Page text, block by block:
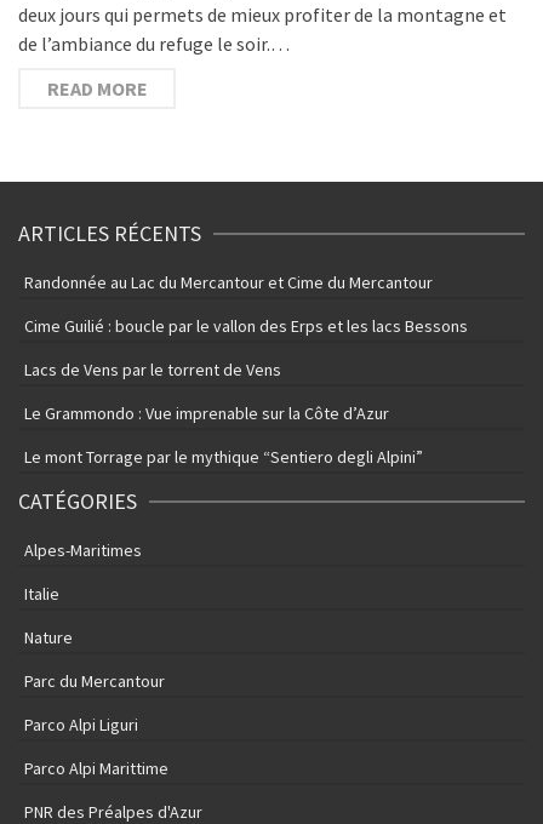
deux jours qui permets de mieux profiter de la montagne et
de l’ambiance du refuge le soir.…
READ MORE
ARTICLES RÉCENTS
Randonnée au Lac du Mercantour et Cime du Mercantour
Cime Guilié : boucle par le vallon des Erps et les lacs Bessons
Lacs de Vens par le torrent de Vens
Le Grammondo : Vue imprenable sur la Côte d’Azur
Le mont Torrage par le mythique “Sentiero degli Alpini”
CATÉGORIES
Alpes-Maritimes
Italie
Nature
Parc du Mercantour
Parco Alpi Liguri
Parco Alpi Marittime
PNR des Préalpes d'Azur